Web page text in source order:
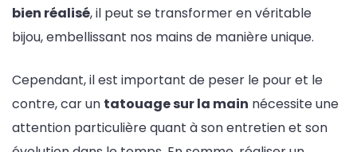
bien réalisé, il peut se transformer en véritable
bijou, embellissant nos mains de manière unique.
Cependant, il est important de peser le pour et le
contre, car un tatouage sur la main nécessite une
attention particulière quant à son entretien et son